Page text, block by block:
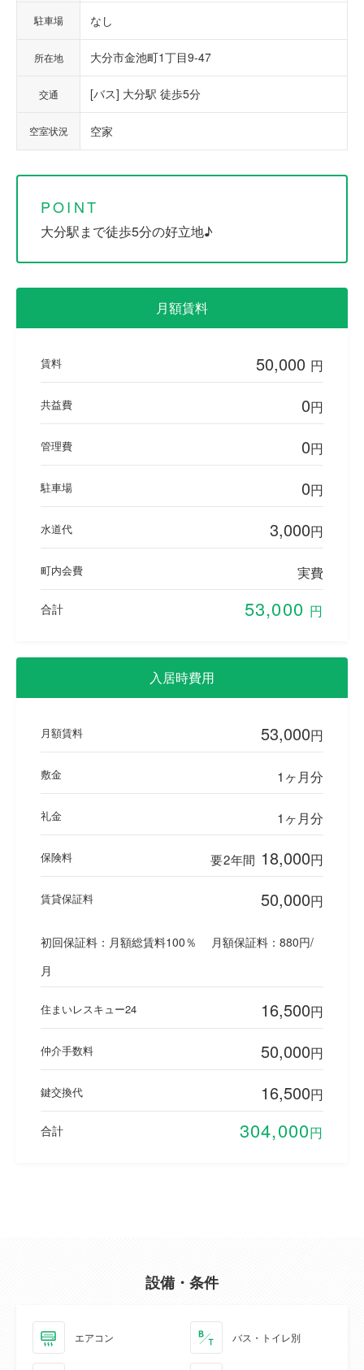
駐車場 なし
所在地 大分市金池町1丁目9-47
交通 [バス] 大分駅 徒歩5分
空室状況 空家
POINT
大分駅まで徒歩5分の好立地♪
月額賃料
賃料 50,000 円
共益費 0円
管理費 0円
駐車場 0円
水道代 3,000円
町内会費 実費
合計 53,000 円
入居時費用
月額賃料 53,000円
敷金 1ヶ月分
礼金 1ヶ月分
保険料 要2年間 18,000円
賃貸保証料 50,000円
初回保証料：月額総賃料100％ 月額保証料：880円/
月
住まいレスキュー24 16,500円
仲介手数料 50,000円
鍵交換代 16,500円
合計 304,000円
設備・条件
エアコン バス・トイレ別